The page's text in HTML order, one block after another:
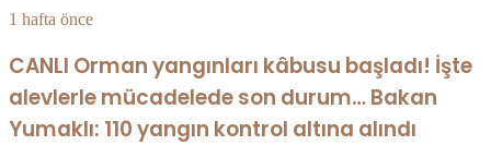
1 hafta önce
CANLI Orman yangınları kâbusu başladı! İşte
alevlerle mücadelede son durum… Bakan
Yumaklı: 110 yangın kontrol altına alındı